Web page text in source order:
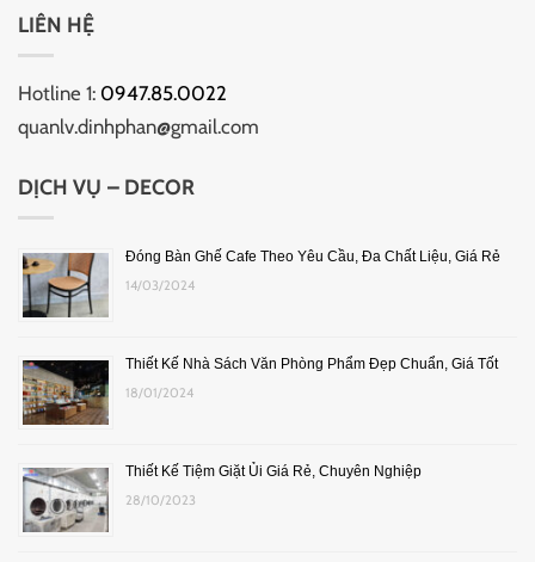
LIÊN HỆ
Hotline 1: 0947.85.0022
quanlv.dinhphan@gmail.com
DỊCH VỤ – DECOR
Đóng Bàn Ghế Cafe Theo Yêu Cầu, Đa Chất Liệu, Giá Rẻ
14/03/2024
Thiết Kế Nhà Sách Văn Phòng Phẩm Đẹp Chuẩn, Giá Tốt
18/01/2024
Thiết Kế Tiệm Giặt Ủi Giá Rẻ, Chuyên Nghiệp
28/10/2023